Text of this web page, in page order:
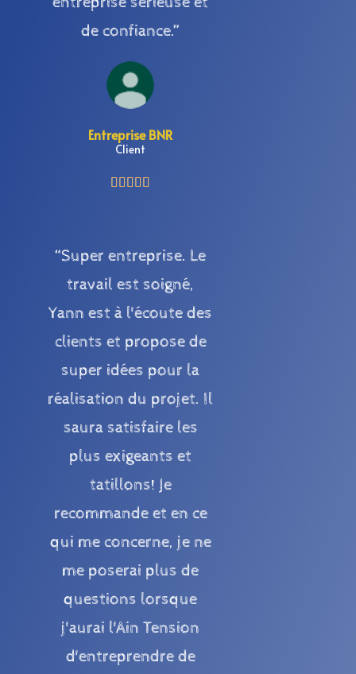
de confiance.”
Entreprise BNR
Client
    
“Super entreprise. Le
travail est soigné,
Yann est à l'écoute des
clients et propose de
super idées pour la
réalisation du projet. Il
saura satisfaire les
plus exigeants et
tatillons! Je
recommande et en ce
qui me concerne, je ne
me poserai plus de
questions lorsque
j'aurai l'Ain Tension
d'entreprendre de